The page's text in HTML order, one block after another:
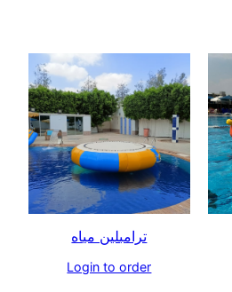
ترامبلين مياه
Login to order